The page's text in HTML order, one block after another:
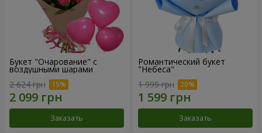
Букет "Очарование" с
воздушными шарами
2 624 грн
Заказать
Романтический букет
"Небеса"
1 999 грн
Заказать